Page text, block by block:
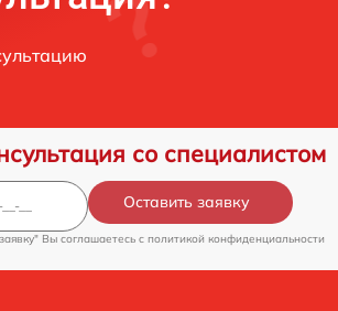
со специалистом
Оставить заявку
Вы соглашаетесь c политикой конфиденциальности